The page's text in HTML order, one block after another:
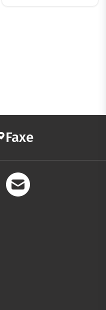
Faxe